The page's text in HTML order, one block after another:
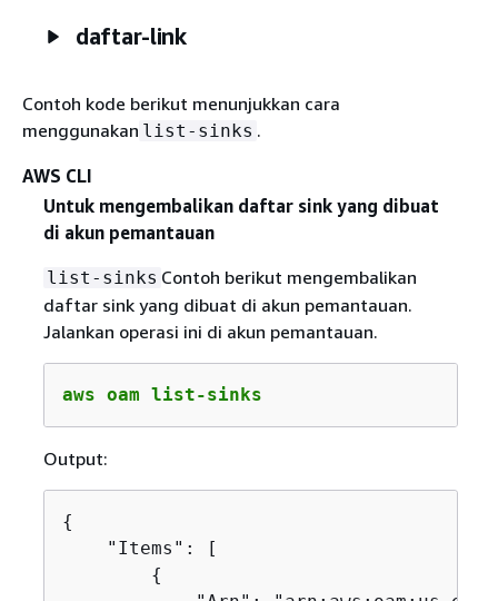
daftar-link
Contoh kode berikut menunjukkan cara
menggunakan list-sinks .
AWS CLI
Untuk mengembalikan daftar sink yang dibuat
di akun pemantauan
list-sinks Contoh berikut mengembalikan
daftar sink yang dibuat di akun pemantauan.
Jalankan operasi ini di akun pemantauan.
aws oam list-sinks
Output:
{
    "Items": [
{